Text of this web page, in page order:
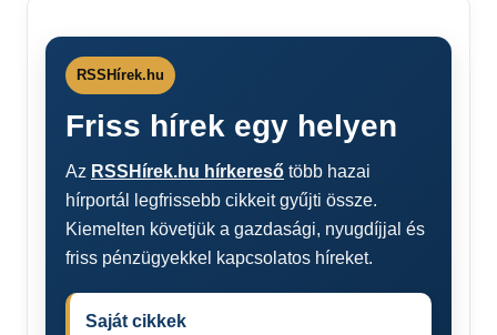
RSSHírek.hu
Friss hírek egy helyen
Az RSSHírek.hu hírkereső több hazai
hírportál legfrissebb cikkeit gyűjti össze.
Kiemelten követjük a gazdasági, nyugdíjjal és
friss pénzügyekkel kapcsolatos híreket.
Saját cikkek